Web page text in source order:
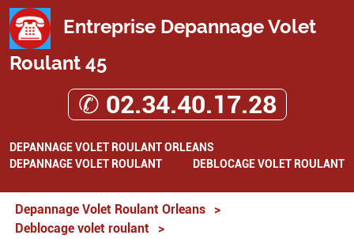
Entreprise Depannage Volet
Roulant 45
✆ 02.34.40.17.28
DEPANNAGE VOLET ROULANT ORLEANS
DEPANNAGE VOLET ROULANT
DEBLOCAGE VOLET ROULANT
Depannage Volet Roulant Orleans
>
Deblocage volet roulant
>